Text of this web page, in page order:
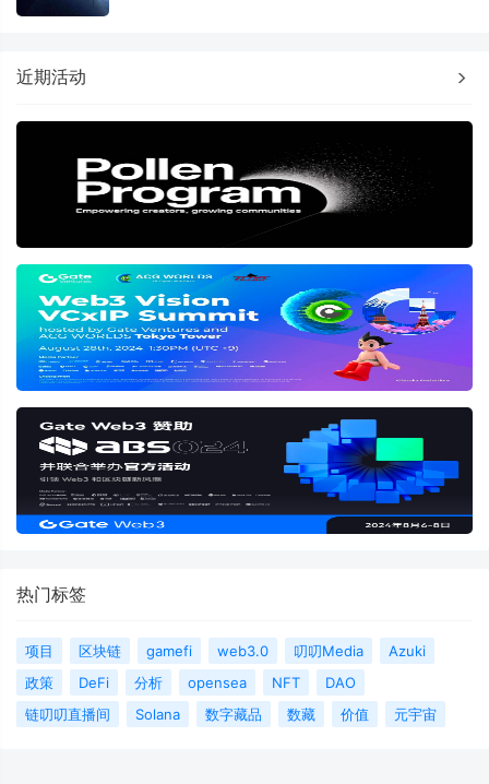
近期活动
热门标签
项目 区块链 gamefi web3.0 叨叨Media
Azuki
政策
DeFi 分析 opensea NFT
DAO
链叨叨直播间
Solana 数字藏品 数藏 价值 元宇宙